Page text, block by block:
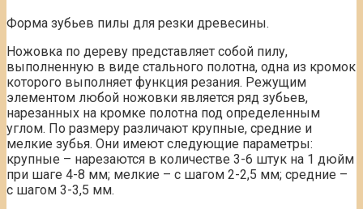
Форма зубьев пилы для резки древесины.
Ножовка по дереву представляет собой пилу,
выполненную в виде стального полотна, одна из кромок
которого выполняет функция резания. Режущим
элементом любой ножовки является ряд зубьев,
нарезанных на кромке полотна под определенным
углом. По размеру различают крупные, средние и
мелкие зубья. Они имеют следующие параметры:
крупные – нарезаются в количестве 3-6 штук на 1 дюйм
при шаге 4-8 мм; мелкие – с шагом 2-2,5 мм; средние –
с шагом 3-3,5 мм.